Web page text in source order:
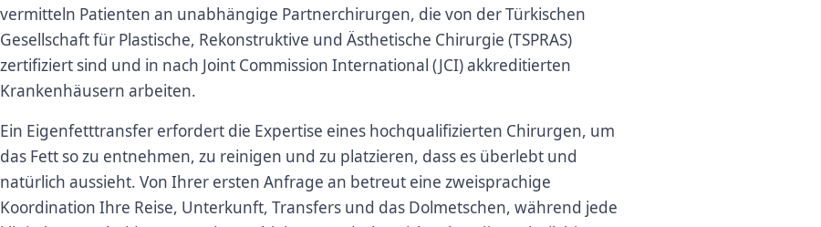
vermitteln Patienten an unabhängige Partnerchirurgen, die von der Türkischen
Gesellschaft für Plastische, Rekonstruktive und Ästhetische Chirurgie (TSPRAS)
zertifiziert sind und in nach Joint Commission International (JCI) akkreditierten
Krankenhäusern arbeiten.
Ein Eigenfetttransfer erfordert die Expertise eines hochqualifizierten Chirurgen, um
das Fett so zu entnehmen, zu reinigen und zu platzieren, dass es überlebt und
natürlich aussieht. Von Ihrer ersten Anfrage an betreut eine zweisprachige
Koordination Ihre Reise, Unterkunft, Transfers und das Dolmetschen, während jede